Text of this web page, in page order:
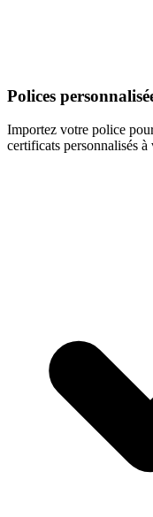
Polices
Importez votre police
certificats personnalisés à